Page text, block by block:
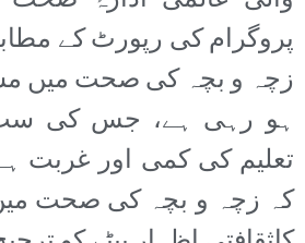
پروگرام کی رپورٹ کے
زچہ و بچہ کی صحت میں
ہو رہی ہے، جس کی
تعلیم کی کمی اور غربت
کہ زچہ و بچہ کی صحت